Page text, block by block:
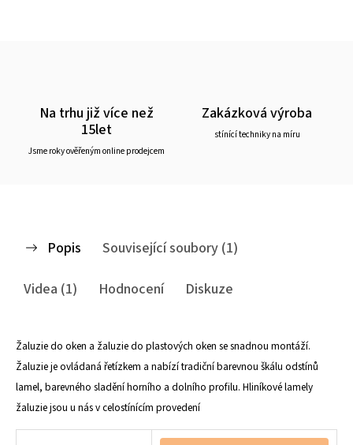
Na trhu již více než
15let
Jsme roky ověřeným online prodejcem
Zakázková výroba
stínící techniky na míru
Popis
Související soubory (1)
Videa (1)
Hodnocení Diskuze
Žaluzie do oken a žaluzie do plastových oken se snadnou montáží.
Žaluzie je ovládaná řetízkem a nabízí tradiční barevnou škálu odstínů
lamel, barevného sladění horního a dolního profilu. Hliníkové lamely
žaluzie jsou u nás v celostínícím provedení